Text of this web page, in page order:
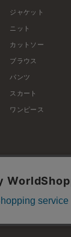
ジャケット
ニット
カットソー
ブラウス
パンツ
スカート
ワンピース